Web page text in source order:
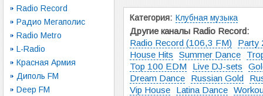
Radio Record
Радио Мегаполис
Radio Metro
L-Radio
Красная Армия
Диполь FM
Deep FM
Категория: Клубная музыка
Другие каналы Radio Record:
Radio Record (106,3 FM)
Party
House Hits
Summer Dance
Top 100 EDM
Live DJ-sets
Dream Dance
Russian Gold
Vip House
Latina Dance